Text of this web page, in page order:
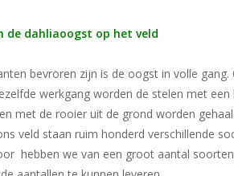
de dahliaoogst op het veld
bevroren zijn is de oogst in volle
werkgang worden de stelen met
met de rooier uit de grond worden
veld staan ruim honderd verschillende
hebben we van een groot aantal